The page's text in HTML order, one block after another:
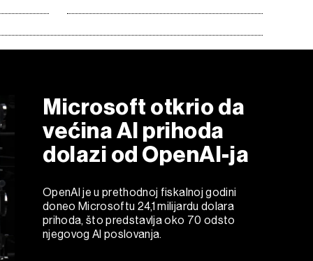
Microsoft otkrio da
većina AI prihoda
dolazi od OpenAI-ja
OpenAI je u prethodnoj fiskalnoj godini
doneo Microsoftu 24,1 milijardu dolara
prihoda, što predstavlja oko 70 odsto
njegovog AI poslovanja.